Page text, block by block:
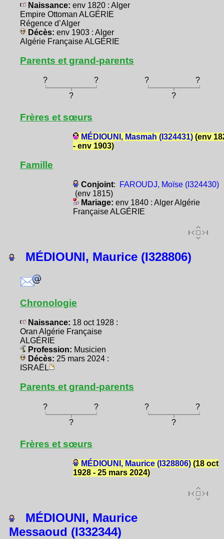
Naissance: env 1820 : Alger
Empire Ottoman ALGÉRIE
Régence d’Alger
Décès: env 1903 : Alger
Algérie Française ALGÉRIE
Parents et grand-parents
? ? ?
?
?
?
Frères et sœurs
MÉDIOUNI, Masmah (I324431)(env
- env 1903)
Famille
Conjoint:
FAROUDJ, Moïse (I324430)
(env 1815)
Mariage: env 1840 : Alger Algérie
Française ALGÉRIE
MÉDIOUNI, Maurice (I328806)
Chronologie
Naissance: 18 oct 1928 :
Oran Algérie Française
ALGÉRIE
Profession: Musicien
Décès: 25 mars 2024 :
ISRAËL
Parents et grand-parents
? ? ?
?
?
?
Frères et sœurs
MÉDIOUNI, Maurice (I328806)(18 oct
1928 - 25 mars 2024)
MÉDIOUNI, Maurice
Messaoud (I332344)